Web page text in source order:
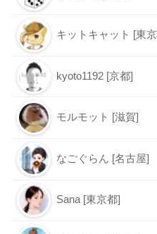
キットキャット [東
kyoto1192 [京都]
モルモット [滋賀]
なごぐらん [名古屋]
Sana [東京都]